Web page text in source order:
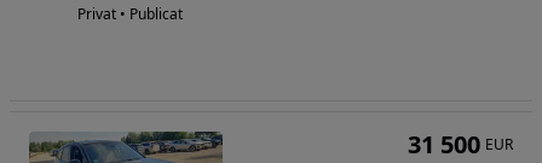
Privat • Publicat
31 500 EUR